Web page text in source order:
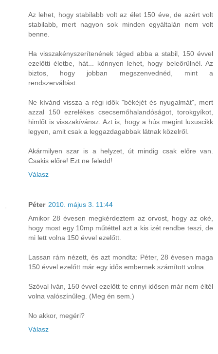
Az lehet, hogy stabilabb volt az élet 150 éve, de azért volt
stabilabb, mert nagyon sok minden egyáltalán nem volt
benne.
Ha visszakényszerítenének téged abba a stabil, 150 évvel
ezelőtti életbe, hát... könnyen lehet, hogy beleőrülnél. Az
biztos, hogy jobban megszenvednéd, mint a
rendszerváltást.
Ne kívánd vissza a régi idők "békéjét és nyugalmát", mert
azzal 150 ezrelékes csecsemőhalandóságot, torokgyíkot,
himlőt is visszakívánsz. Azt is, hogy a hús megint luxuscikk
legyen, amit csak a leggazdagabbak látnak közelről.
Akármilyen szar is a helyzet, út mindig csak előre van.
Csakis előre! Ezt ne feledd!
Válasz
Péter 2010. május 3. 11:44
Amikor 28 évesen megkérdeztem az orvost, hogy az oké,
hogy most egy 10mp műtéttel azt a kis izét rendbe teszi, de
mi lett volna 150 évvel ezelőtt.
Lassan rám nézett, és azt mondta: Péter, 28 évesen maga
150 évvel ezelőtt már egy idős embernek számított volna.
Szóval Iván, 150 évvel ezelőtt te ennyi idősen már nem éltél
volna valószínűleg. (Meg én sem.)
No akkor, megéri?
Válasz